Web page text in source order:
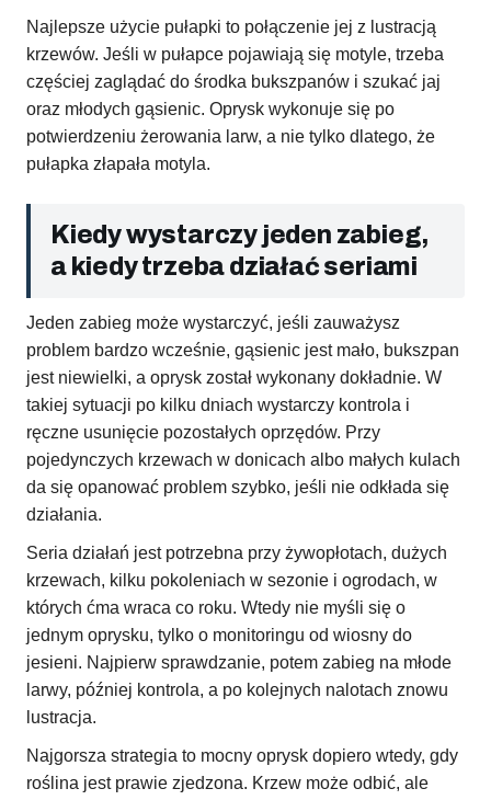
Najlepsze użycie pułapki to połączenie jej z lustracją
krzewów. Jeśli w pułapce pojawiają się motyle, trzeba
częściej zaglądać do środka bukszpanów i szukać jaj
oraz młodych gąsienic. Oprysk wykonuje się po
potwierdzeniu żerowania larw, a nie tylko dlatego, że
pułapka złapała motyla.
Kiedy wystarczy jeden zabieg,
a kiedy trzeba działać seriami
Jeden zabieg może wystarczyć, jeśli zauważysz
problem bardzo wcześnie, gąsienic jest mało, bukszpan
jest niewielki, a oprysk został wykonany dokładnie. W
takiej sytuacji po kilku dniach wystarczy kontrola i
ręczne usunięcie pozostałych oprzędów. Przy
pojedynczych krzewach w donicach albo małych kulach
da się opanować problem szybko, jeśli nie odkłada się
działania.
Seria działań jest potrzebna przy żywopłotach, dużych
krzewach, kilku pokoleniach w sezonie i ogrodach, w
których ćma wraca co roku. Wtedy nie myśli się o
jednym oprysku, tylko o monitoringu od wiosny do
jesieni. Najpierw sprawdzanie, potem zabieg na młode
larwy, później kontrola, a po kolejnych nalotach znowu
lustracja.
Najgorsza strategia to mocny oprysk dopiero wtedy, gdy
roślina jest prawie zjedzona. Krzew może odbić, ale